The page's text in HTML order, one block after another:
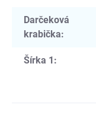
Darčeková
krabička:
Šírka 1: